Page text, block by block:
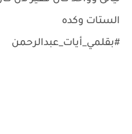
الستات وكده
#بقلمي_أيات_عبدالرحمن